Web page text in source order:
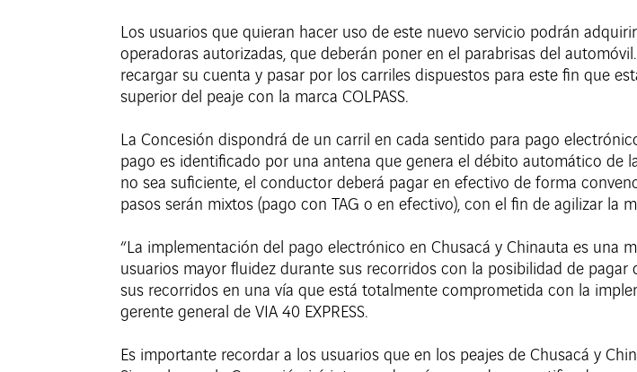
Los usuarios que quieran hacer uso de este nuevo servicio podrán
operadoras autorizadas, que deberán poner en el parabrisas del
recargar su cuenta y pasar por los carriles dispuestos para este fin que
superior del peaje con la marca COLPASS.
La Concesión dispondrá de un carril en cada sentido para pago
pago es identificado por una antena que genera el débito automático de
no sea suficiente, el conductor deberá pagar en efectivo de forma
pasos serán mixtos (pago con TAG o en efectivo), con el fin de agilizar la
“La implementación del pago electrónico en Chusacá y Chinauta es una
usuarios mayor fluidez durante sus recorridos con la posibilidad de
sus recorridos en una vía que está totalmente comprometida con la
gerente general de VIA 40 EXPRESS.
Es importante recordar a los usuarios que en los peajes de Chusacá y